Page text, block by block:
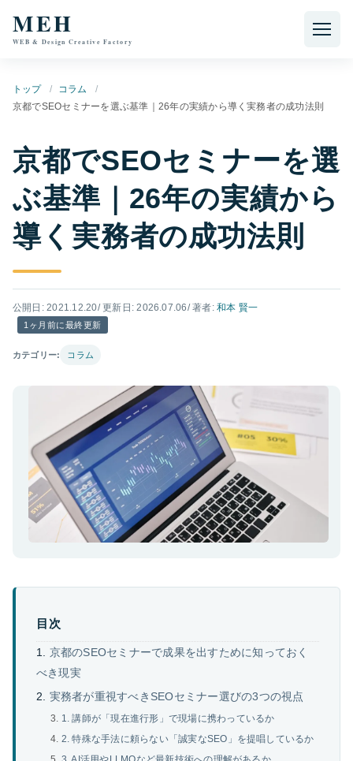
MEH
WEB & Design Creative Factory
トップ
コラム
京都でSEOセミナーを選ぶ基準｜26年の実績から導く実務者の成功法則
京都でSEOセミナーを選
ぶ基準｜26年の実績から
導く実務者の成功法則
公開日: 2021.12.20/ 更新日: 2026.07.06/ 著者:和本 賢一
1ヶ月前に最終更新
カテゴリー: コラム
目次
京都のSEOセミナーで成果を出すために知っておく
べき現実
実務者が重視すべきSEOセミナー選びの3つの視点
1. 講師が「現在進行形」で現場に携わっているか
2. 特殊な手法に頼らない「誠実なSEO」を提唱しているか